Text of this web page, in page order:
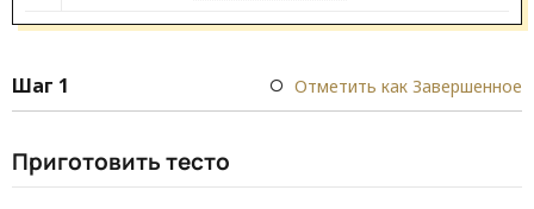
Шаг 1 Отметить как Завершенное
Приготовить тесто